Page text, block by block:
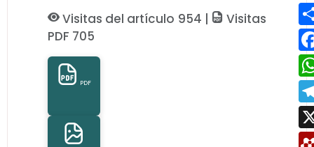
Visitas del artículo 954 |
Visitas
PDF 705
PDF